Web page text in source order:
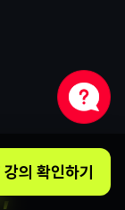
의 확인하기